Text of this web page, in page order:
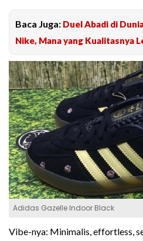
Baca Juga: Duel Abadi di
Nike, Mana yang Kualitasnya
Adidas Gazelle Indoor Black
Vibe-nya: Minimalis, effortless,